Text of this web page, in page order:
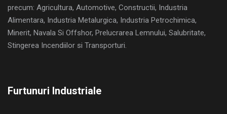
precum: Agricultura, Automotive, Constructii, Industria
Alimentara, Industria Metalurgica, Industria Petrochimica,
Minerit, Navala Si Offshor, Prelucrarea Lemnului, Salubritate,
Stingerea Incendiilor si Transporturi.
Furtunuri Industriale